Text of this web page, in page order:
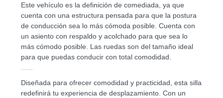
Este vehículo es la definición de comediada, ya que
cuenta con una estructura pensada para que la postura
de conducción sea lo más cómoda posible. Cuenta con
un asiento con respaldo y acolchado para que sea lo
más cómodo posible. Las ruedas son del tamaño ideal
para que puedas conducir con total comodidad.
Diseñada para ofrecer comodidad y practicidad, esta silla
redefinirá tu experiencia de desplazamiento. Con un